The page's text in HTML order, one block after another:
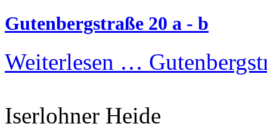
Gutenbergstraße 20 a - b
Weiterlesen …
Iserlohner Heide